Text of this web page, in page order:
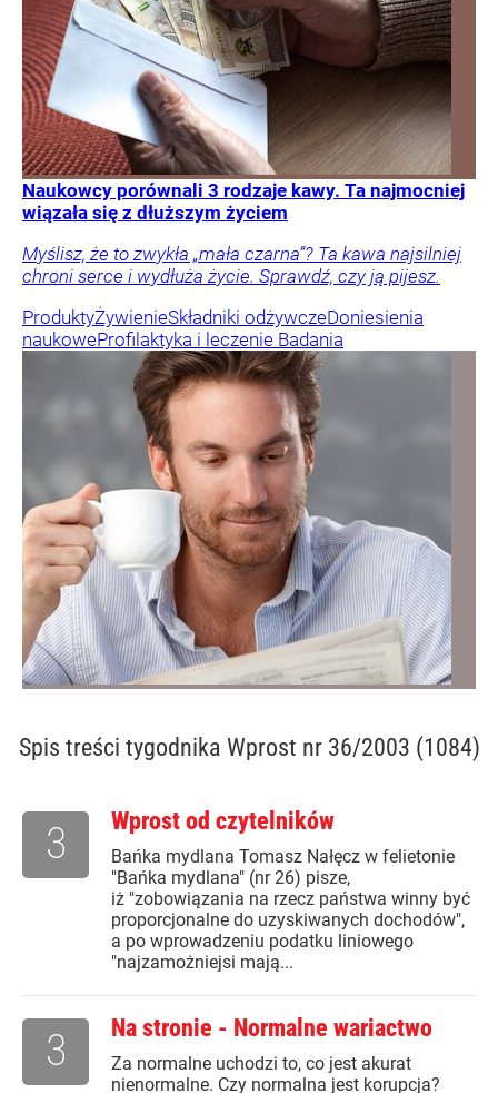
Naukowcy porównali 3 rodzaje kawy. Ta najmocniej
wiązała się z dłuższym życiem
Myślisz, że to zwykła „mała czarna”? Ta kawa najsilniej
chroni serce i wydłuża życie. Sprawdź, czy ją pijesz.
ProduktyŻywienieSkładniki odżywczeDoniesienia
naukoweProfilaktyka i leczenie Badania
Spis treści tygodnika Wprost nr 36/2003 (1084)
Wprost od czytelników
Bańka mydlana Tomasz Nałęcz w felietonie
"Bańka mydlana" (nr 26) pisze,
iż "zobowiązania na rzecz państwa winny być
proporcjonalne do uzyskiwanych dochodów",
a po wprowadzeniu podatku liniowego
"najzamożniejsi mają...
3
Na stronie - Normalne wariactwo
Za normalne uchodzi to, co jest akurat
nienormalne. Czy normalna jest korupcja?
3